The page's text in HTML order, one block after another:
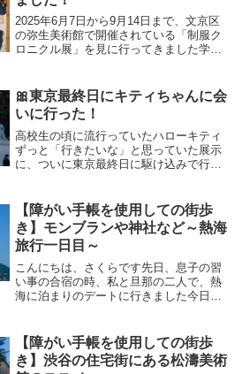
2025年6月7日から9月14日まで、文京区
の弥生美術館で開催されている「制服ク
ロニクル展」を見に行ってきました学校
基本情報について私が学生時代の制服の
着こなし方も展示ReadMore...
🎀東京最終日にキティちゃんに会
いに行った！
高校生の頃に流行っていたハローキティ
ずっと「行きたいな」と思っていた展示
に、ついに東京最終日に駆け込みで行っ
懐かしのキティワールドを楽しんできま
したさくら手帳掲示だReadMore...
【障がい手帳を使用しての街歩
き】モンブランや神社など～熱海
旅行一日目～
こんにちは、さくらです先日、息子の習
い事の合宿の時、私と旦那の二人で、熱
海に泊まりのデートに行きました今日は
た🧁#楽しく生きる
pic.twitter.com/CEFVReadMore...
【障がい手帳を使用しての街歩
き】渋谷の住宅街にある松濤美術